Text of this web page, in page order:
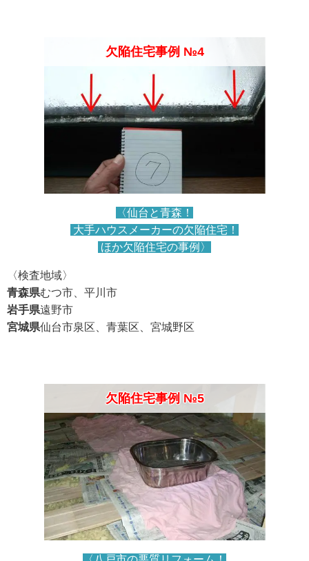
欠陥住宅事例 №4
〈仙台と青森！
大手ハウスメーカーの欠陥住宅！
ほか欠陥住宅の事例〉
〈検査地域〉
青森県むつ市、平川市
岩手県遠野市
宮城県仙台市泉区、青葉区、宮城野区
欠陥住宅事例 №5